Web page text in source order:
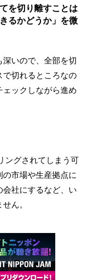
を切り離すことは
るかどうか」を微
いので、全部を切
で切れるところなの
ックしながら進め
ングされてしまう可
市場や生産拠点に
社にするなど、い
ん。